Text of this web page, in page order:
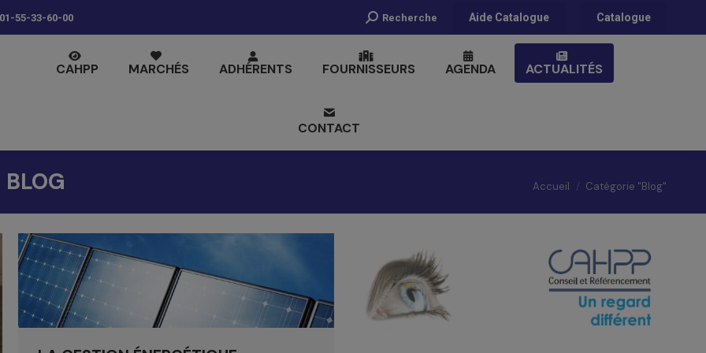
01-55-33-60-00
Recherche
Recherche Aide Catalogue Catalogue
CAHPP MARCHÉS ADHÉRENTS FOURNISSEURS AGENDA ACTUALITÉS
CONTACT
BLOG Vous êtes ici :
Accueil Catégorie "Blog"